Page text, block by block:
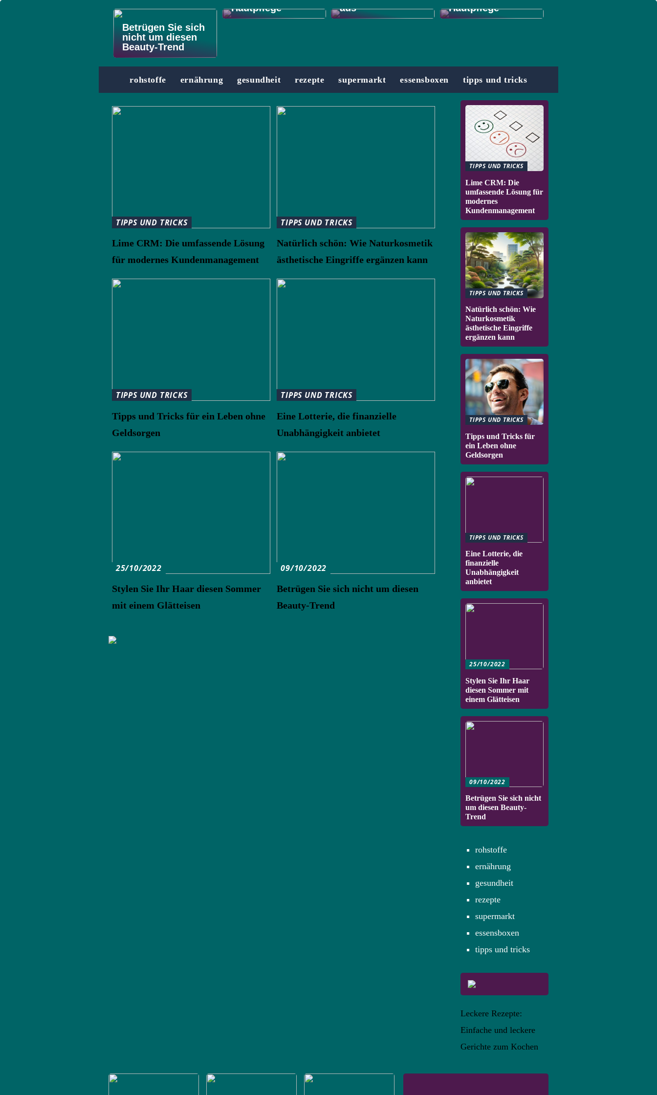
Betrügen Sie sich
nicht um diesen
Beauty-Trend
Hautpflege
aus
Hautpflege
rohstoffe ernährung gesundheit rezepte supermarkt essensboxen tipps und tricks
TIPPS UND TRICKS
Lime CRM: Die umfassende Lösung
für modernes Kundenmanagement
TIPPS UND TRICKS
Natürlich schön: Wie Naturkosmetik
ästhetische Eingriffe ergänzen kann
TIPPS UND TRICKS
Tipps und Tricks für ein Leben ohne
Geldsorgen
TIPPS UND TRICKS
Eine Lotterie, die finanzielle
Unabhängigkeit anbietet
25/10/2022
Stylen Sie Ihr Haar diesen Sommer
mit einem Glätteisen
09/10/2022
Betrügen Sie sich nicht um diesen
Beauty-Trend
TIPPS UND TRICKS
Lime CRM: Die
umfassende Lösung für
modernes
Kundenmanagement
TIPPS UND TRICKS
Natürlich schön: Wie
Naturkosmetik
ästhetische Eingriffe
ergänzen kann
TIPPS UND TRICKS
Tipps und Tricks für
ein Leben ohne
Geldsorgen
TIPPS UND TRICKS
Eine Lotterie, die
finanzielle
Unabhängigkeit
anbietet
25/10/2022
Stylen Sie Ihr Haar
diesen Sommer mit
einem Glätteisen
09/10/2022
Betrügen Sie sich nicht
um diesen Beauty-
Trend
rohstoffe
ernährung
gesundheit
rezepte
supermarkt
essensboxen
tipps und tricks
Leckere Rezepte:
Einfache und leckere
Gerichte zum Kochen